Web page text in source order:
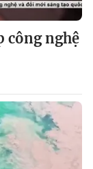
công nghệ